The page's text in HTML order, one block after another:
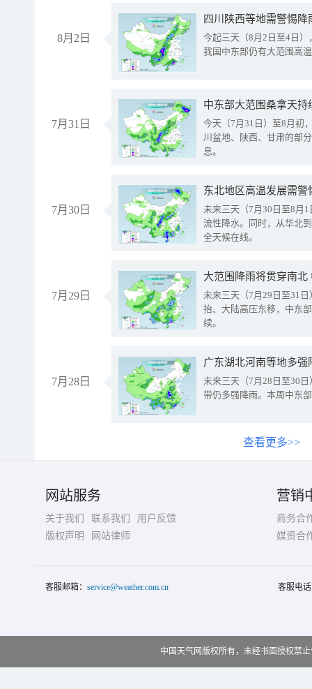
8月2日
今起三天（8月2日至4日
我国中东部仍有大范围高
7月31日
中东部大范围桑拿天
今天（7月31日）至8月初
川盆地、陕西、甘肃的部
息。
7月30日
东北地区高温发展需
未来三天（7月30日至8月
流性降水。同时，从华北
全天候在线。
7月29日
大范围降雨将贯穿南
未来三天（7月29日至31
抬、大陆高压东移，中东
续。
7月28日
广东湖北河南等地多
未来三天（7月28日至30
带仍多强降雨。本周中东
查看更多>>
网站服务
关于我们 联系我们
用户反馈
版权声明
网站律师
营销
商务合
媒资合
客服邮箱： service@weather.com.cn 客服电
中国天气网版权所有，未经书面授权